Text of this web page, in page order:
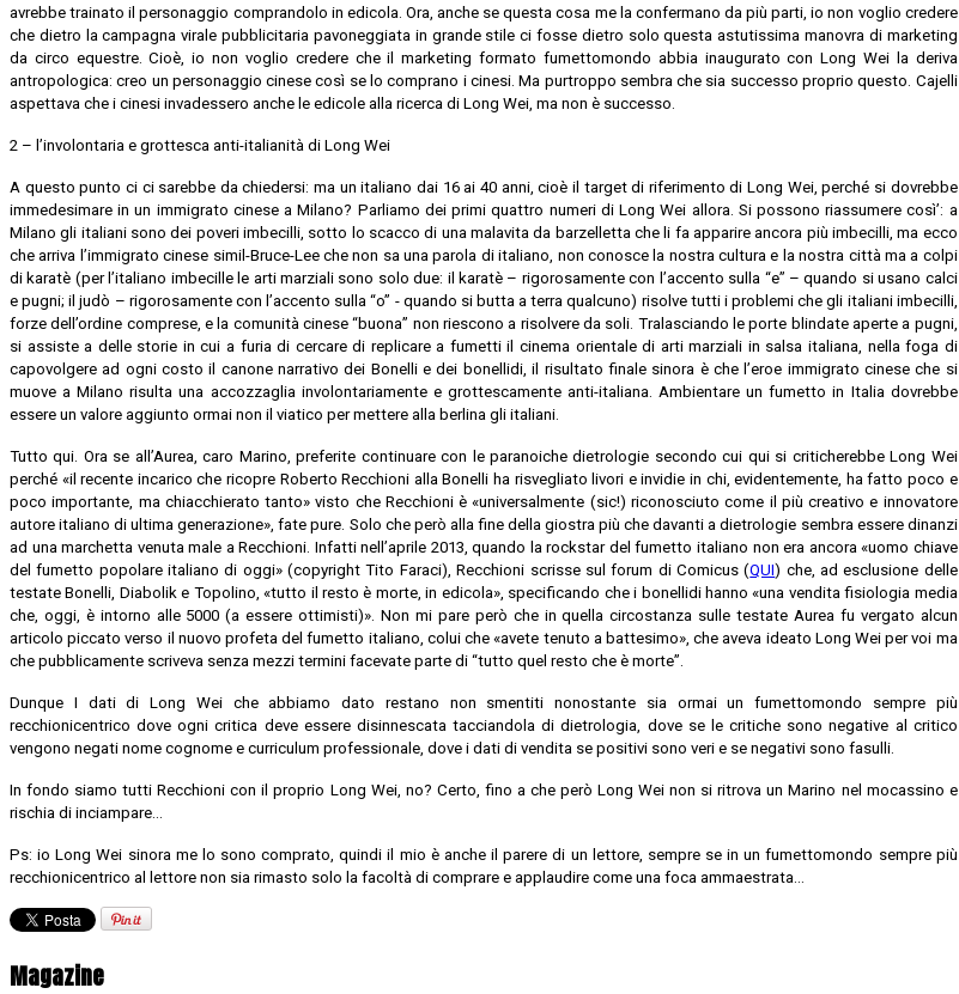
avrebbe trainato il personaggio comprandolo in edicola. Ora, anche se questa cosa me la confermano da più parti, io non voglio credere
che dietro la campagna virale pubblicitaria pavoneggiata in grande stile ci fosse dietro solo questa astutissima manovra di marketing
da circo equestre. Cioè, io non voglio credere che il marketing formato fumettomondo abbia inaugurato con Long Wei la deriva
antropologica: creo un personaggio cinese così se lo comprano i cinesi. Ma purtroppo sembra che sia successo proprio questo. Cajelli
aspettava che i cinesi invadessero anche le edicole alla ricerca di Long Wei, ma non è successo.
2 – l’involontaria e grottesca anti-italianità di Long Wei
A questo punto ci ci sarebbe da chiedersi: ma un italiano dai 16 ai 40 anni, cioè il target di riferimento di Long Wei, perché si dovrebbe
immedesimare in un immigrato cinese a Milano? Parliamo dei primi quattro numeri di Long Wei allora. Si possono riassumere così’: a
Milano gli italiani sono dei poveri imbecilli, sotto lo scacco di una malavita da barzelletta che li fa apparire ancora più imbecilli, ma ecco
che arriva l’immigrato cinese simil-Bruce-Lee che non sa una parola di italiano, non conosce la nostra cultura e la nostra città ma a colpi
di karatè (per l’italiano imbecille le arti marziali sono solo due: il karatè – rigorosamente con l’accento sulla “e” – quando si usano calci
e pugni; il judò – rigorosamente con l’accento sulla “o” - quando si butta a terra qualcuno) risolve tutti i problemi che gli italiani imbecilli,
forze dell’ordine comprese, e la comunità cinese “buona” non riescono a risolvere da soli. Tralasciando le porte blindate aperte a pugni,
si assiste a delle storie in cui a furia di cercare di replicare a fumetti il cinema orientale di arti marziali in salsa italiana, nella foga di
capovolgere ad ogni costo il canone narrativo dei Bonelli e dei bonellidi, il risultato finale sinora è che l’eroe immigrato cinese che si
muove a Milano risulta una accozzaglia involontariamente e grottescamente anti-italiana. Ambientare un fumetto in Italia dovrebbe
essere un valore aggiunto ormai non il viatico per mettere alla berlina gli italiani.
Tutto qui. Ora se all’Aurea, caro Marino, preferite continuare con le paranoiche dietrologie secondo cui qui si criticherebbe Long Wei
perché «il recente incarico che ricopre Roberto Recchioni alla Bonelli ha risvegliato livori e invidie in chi, evidentemente, ha fatto poco e
poco importante, ma chiacchierato tanto» visto che Recchioni è «universalmente (sic!) riconosciuto come il più creativo e innovatore
autore italiano di ultima generazione», fate pure. Solo che però alla fine della giostra più che davanti a dietrologie sembra essere dinanzi
ad una marchetta venuta male a Recchioni. Infatti nell’aprile 2013, quando la rockstar del fumetto italiano non era ancora «uomo chiave
del fumetto popolare italiano di oggi» (copyright Tito Faraci), Recchioni scrisse sul forum di Comicus (QUI) che, ad esclusione delle
testate Bonelli, Diabolik e Topolino, «tutto il resto è morte, in edicola», specificando che i bonellidi hanno «una vendita fisiologia media
che, oggi, è intorno alle 5000 (a essere ottimisti)». Non mi pare però che in quella circostanza sulle testate Aurea fu vergato alcun
articolo piccato verso il nuovo profeta del fumetto italiano, colui che «avete tenuto a battesimo», che aveva ideato Long Wei per voi ma
che pubblicamente scriveva senza mezzi termini facevate parte di “tutto quel resto che è morte”.
Dunque I dati di Long Wei che abbiamo dato restano non smentiti nonostante sia ormai un fumettomondo sempre più
recchionicentrico dove ogni critica deve essere disinnescata tacciandola di dietrologia, dove se le critiche sono negative al critico
vengono negati nome cognome e curriculum professionale, dove i dati di vendita se positivi sono veri e se negativi sono fasulli.
In fondo siamo tutti Recchioni con il proprio Long Wei, no? Certo, fino a che però Long Wei non si ritrova un Marino nel mocassino e
rischia di inciampare…
Ps: io Long Wei sinora me lo sono comprato, quindi il mio è anche il parere di un lettore, sempre se in un fumettomondo sempre più
recchionicentrico al lettore non sia rimasto solo la facoltà di comprare e applaudire come una foca ammaestrata…
Magazine